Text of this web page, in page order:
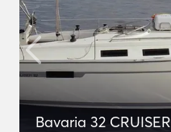
Bavaria 32 CRUISER